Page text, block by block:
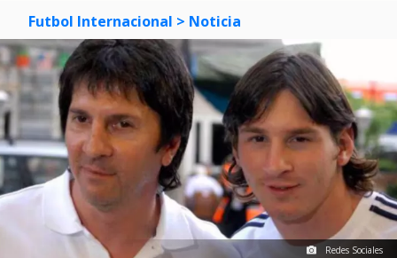
Futbol Internacional > Noticia
Redes Sociales